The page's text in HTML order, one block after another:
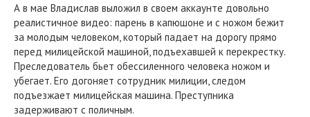
А в мае Владислав выложил в своем аккаунте довольно
реалистичное видео: парень в капюшоне и с ножом бежит
за молодым человеком, который падает на дорогу прямо
перед милицейской машиной, подъехавшей к перекрестку.
Преследователь бьет обессиленного человека ножом и
убегает. Его догоняет сотрудник милиции, следом
подъезжает милицейская машина. Преступника
задерживают с поличным.